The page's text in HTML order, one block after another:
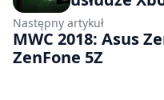
Następny artykuł
MWC 2018: Asus
ZenFone 5Z